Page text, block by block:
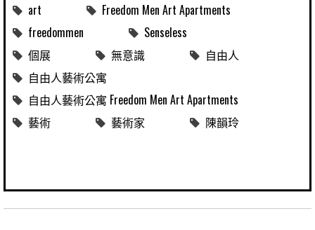
art
Freedom Men Art Apartments
freedommen
Senseless
個展
無意識
自由人
自由人藝術公寓
自由人藝術公寓 Freedom Men Art Apartments
藝術
藝術家 陳韻玲